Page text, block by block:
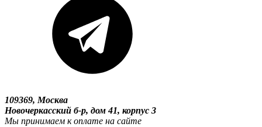
109369, Москва
Новочеркасский б-р, дом 41, корпус 3
Мы принимаем к оплате на сайте